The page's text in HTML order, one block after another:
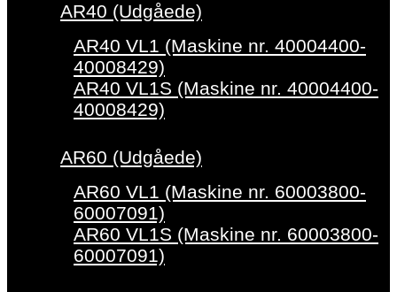
AR40 (Udgåede)
AR40 VL1 (Maskine nr. 40004400-
40008429)
AR40 VL1S (Maskine nr. 40004400-
40008429)
AR60 (Udgåede)
AR60 VL1 (Maskine nr. 60003800-
60007091)
AR60 VL1S (Maskine nr. 60003800-
60007091)